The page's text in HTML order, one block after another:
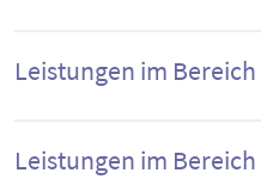
Leistungen im Bereich
Leistungen im Bereich